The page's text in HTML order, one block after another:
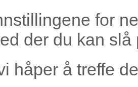
for
der du kan
håper å treffe